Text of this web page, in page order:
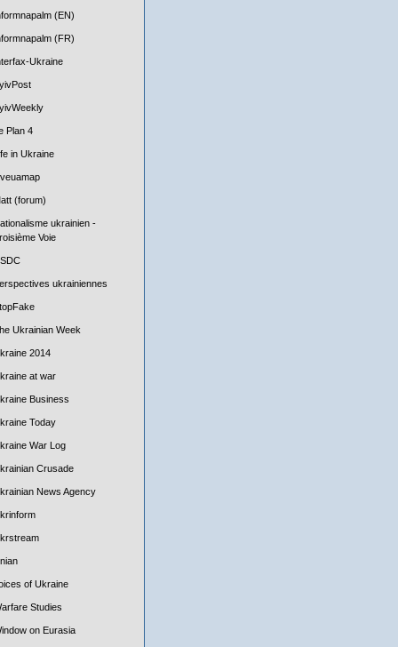
(EN)
(FR)
Ukraine
Plan 4
in Ukraine
(forum)
ukrainien -
Voie
ukrainiennes
Ukrainian Week
2014
at war
Business
Today
War Log
Crusade
News Agency
of Ukraine
Studies
on Eurasia